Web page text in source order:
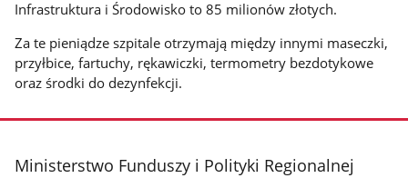
Infrastruktura i Środowisko to 85 milionów złotych.
Za te pieniądze szpitale otrzymają między innymi maseczki,
przyłbice, fartuchy, rękawiczki, termometry bezdotykowe
oraz środki do dezynfekcji.
stopka
Ministerstwo Funduszy i Polityki Regionalnej